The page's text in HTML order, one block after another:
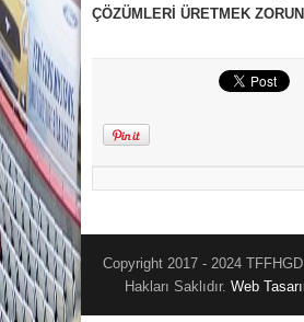
ÇÖZÜMLERİ ÜRETMEK
Copyright 2017 - 2024
Hakları Saklıdır. Web